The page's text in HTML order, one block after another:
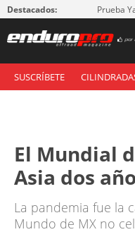
Destacados: Prueba
SUSCRÍBETE
El Mundial
Asia dos
La pandemia fue la
Mundo de MX no